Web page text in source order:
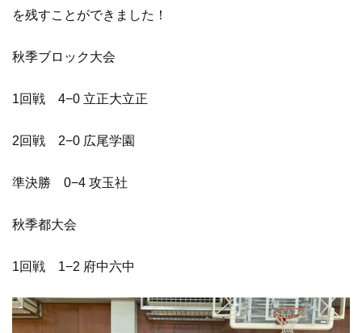
を残すことができました！
秋季ブロック大会
1回戦 4−0 立正大立正
2回戦 2−0 広尾学園
準決勝 0−4 攻玉社
秋季都大会
1回戦 1−2 府中六中